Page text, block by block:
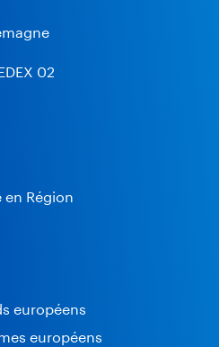
02
en Région
européens
européens